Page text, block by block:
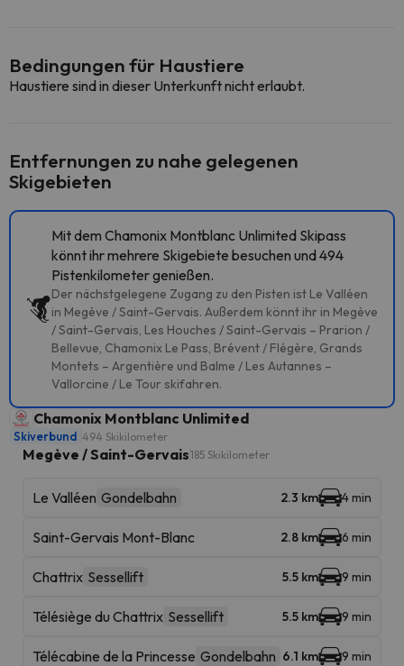
Bedingungen für Haustiere
Haustiere sind in dieser Unterkunft nicht erlaubt.
Entfernungen zu nahe gelegenen
Skigebieten
Mit dem Chamonix Montblanc Unlimited Skipass
könnt ihr mehrere Skigebiete besuchen und 494
Pistenkilometer genießen.
Der nächstgelegene Zugang zu den Pisten ist Le Valléen
in Megève / Saint-Gervais. Außerdem könnt ihr in Megève
/ Saint-Gervais, Les Houches / Saint-Gervais – Prarion /
Bellevue, Chamonix Le Pass, Brévent / Flégère, Grands
Montets – Argentière und Balme / Les Autannes –
Vallorcine / Le Tour skifahren.
Chamonix Montblanc Unlimited
Skiverbund 494 Skikilometer
Megève / Saint-Gervais185 Skikilometer
Le Valléen Gondelbahn 2.3 km 4 min
Saint-Gervais Mont-Blanc 2.8 km 6 min
Chattrix Sessellift 5.5 km 9 min
Télésiège du Chattrix Sessellift 5.5 km 9 min
Télécabine de la Princesse Gondelbahn 6.1 km 9 min